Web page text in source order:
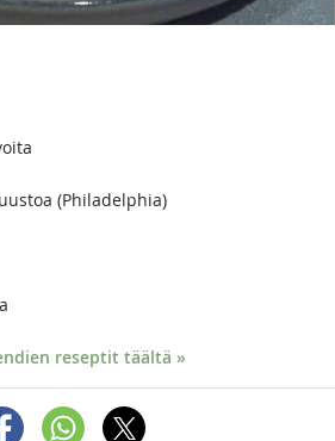
(Philadelphia)
reseptit täältä »